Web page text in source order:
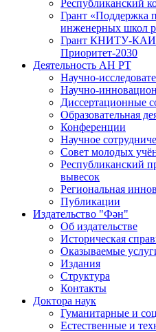
Республиканский
Грант «Поддержка
инженерных школ
Грант КНИТУ-КАИ
Приоритет-2030
Деятельность АН РТ
Научно-
Научно-
Диссертационные
Образовательная
Конференции
Научное
Совет молодых
Республиканский
вывесок
Региональная
Публикации
Издательство "Фән"
Об издательстве
Историческая
Оказываемые
Издания
Структура
Контакты
Доктора наук
Гуманитарные и
Естественные и